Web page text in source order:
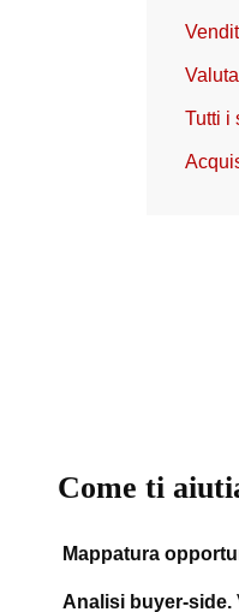
Tutti i
Come ti
Mappatura
Analisi buyer-side.